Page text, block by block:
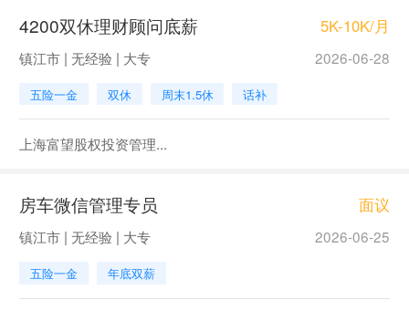
4200双休理财顾问底薪 5K-10K/月
镇江市 | 无经验 | 大专 2026-06-28
五险一金 双休 周末1.5休 话补
上海富望股权投资管理...
房车微信管理专员 面议
镇江市 | 无经验 | 大专 2026-06-25
五险一金 年底双薪